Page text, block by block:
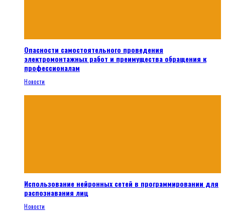
Опасности самостоятельного проведения
электромонтажных работ и преимущества обращения к
профессионалам
Новости
Использование нейронных сетей в программировании для
распознавания лиц
Новости